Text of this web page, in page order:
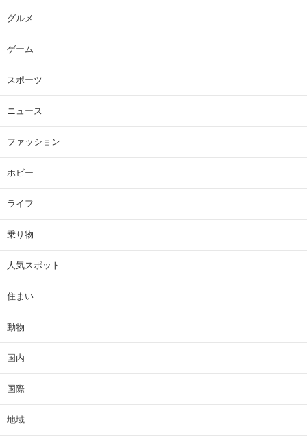
グルメ
ゲーム
スポーツ
ニュース
ファッション
ホビー
ライフ
乗り物
人気スポット
住まい
動物
国内
国際
地域